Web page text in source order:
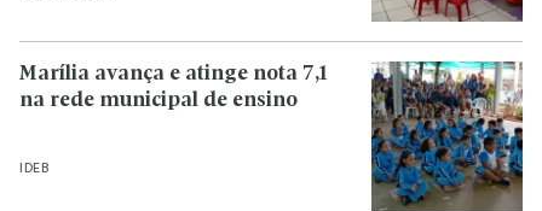
IDEB
Marília avança e atinge nota 7,1
na rede municipal de ensino